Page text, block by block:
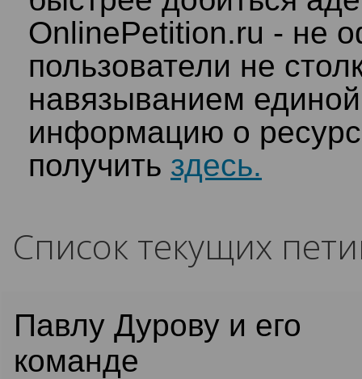
OnlinePetition.ru - не
пользователи не
навязыванием
информацию о
получить здесь.
Список текущих
Павлу Дурову и его
команде